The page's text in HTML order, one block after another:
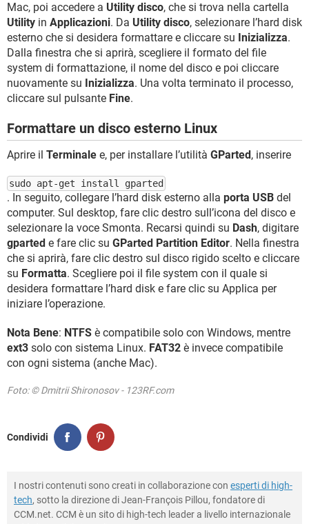
Mac, poi accedere a Utility disco, che si trova nella cartella
Utility in Applicazioni. Da Utility disco, selezionare l’hard disk
esterno che si desidera formattare e cliccare su Inizializza.
Dalla finestra che si aprirà, scegliere il formato del file
system di formattazione, il nome del disco e poi cliccare
nuovamente su Inizializza. Una volta terminato il processo,
cliccare sul pulsante Fine.
Formattare un disco esterno Linux
Aprire il Terminale e, per installare l’utilità GParted, inserire
sudo apt-get install gparted
. In seguito, collegare l’hard disk esterno alla porta USB del
computer. Sul desktop, fare clic destro sull’icona del disco e
selezionare la voce Smonta. Recarsi quindi su Dash, digitare
gparted e fare clic su GParted Partition Editor. Nella finestra
che si aprirà, fare clic destro sul disco rigido scelto e cliccare
su Formatta. Scegliere poi il file system con il quale si
desidera formattare l’hard disk e fare clic su Applica per
iniziare l’operazione.
Nota Bene: NTFS è compatibile solo con Windows, mentre
ext3 solo con sistema Linux. FAT32 è invece compatibile
con ogni sistema (anche Mac).
Foto: © Dmitrii Shironosov - 123RF.com
Condividi
I nostri contenuti sono creati in collaborazione con esperti di high-
tech, sotto la direzione di Jean-François Pillou, fondatore di
CCM.net. CCM è un sito di high-tech leader a livello internazionale